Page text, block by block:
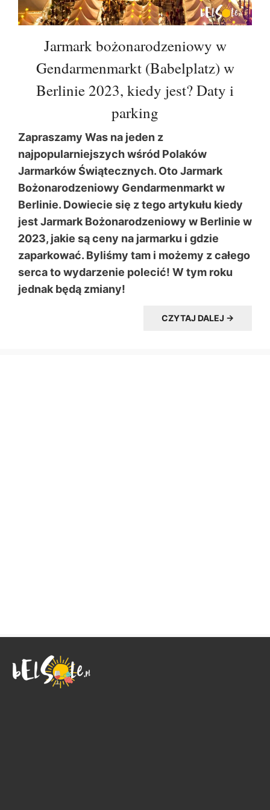
Jarmark bożonarodzeniowy w
Gendarmenmarkt (Babelplatz) w
Berlinie 2023, kiedy jest? Daty i
parking
Zapraszamy Was na jeden z
najpopularniejszych wśród Polaków
Jarmarków Świątecznych. Oto Jarmark
Bożonarodzeniowy Gendarmenmarkt w
Berlinie. Dowiecie się z tego artykułu kiedy
jest Jarmark Bożonarodzeniowy w Berlinie w
2023, jakie są ceny na jarmarku i gdzie
zaparkować. Byliśmy tam i możemy z całego
serca to wydarzenie polecić! W tym roku
jednak będą zmiany!
CZYTAJ DALEJ →